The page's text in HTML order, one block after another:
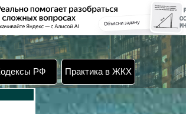
РФ Практика в ЖКХ